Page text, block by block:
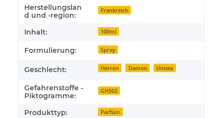
Herstellungslan
d und -region:
Frankreich
Inhalt: 100ml
Formulierung: Spray
Geschlecht: Herren Damen Unisex
Gefahrenstoffe -
Piktogramme:
GHS02
Produkttyp: Parfüm